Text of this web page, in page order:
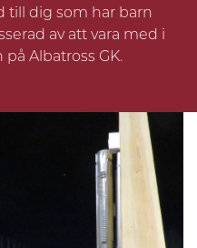
till dig som har barn
av att vara med i
Albatross GK.